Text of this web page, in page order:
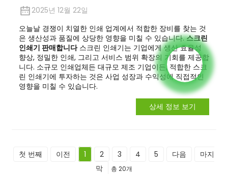
2025년 12월 22일
오늘날 경쟁이 치열한 인쇄 업계에서 적합한 장비를 찾는 것
은 생산성과 품질에 상당한 영향을 미칠 수 있습니다.스크린
인쇄기 판매합니다스크린 인쇄기는 기업에게 생산 효율성
향상, 정밀한 인쇄, 그리고 서비스 범위 확장의 기회를 제공합
니다. 소규모 인쇄업체든 대규모 제조 기업이든, 적합한 스크
린 인쇄기에 투자하는 것은 사업 성장과 수익성에 직접적인
영향을 미칠 수 있습니다.
상세 정보 보기
첫 번째 이전 1 2 3 4 5 다음
마지
막
총 20개